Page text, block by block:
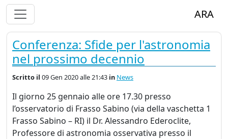
Alterna Visualizzazione Menù ARA
Conferenza: Sfide per l'astronomia
nel prossimo decennio
Scritto il 09 Gen 2020 alle 21:43 in News
Il giorno 25 gennaio alle ore 17.30 presso
l’osservatorio di Frasso Sabino (via della vaschetta 1
Frasso Sabino – RI) il Dr. Alessandro Ederoclite,
Professore di astronomia osservativa presso il